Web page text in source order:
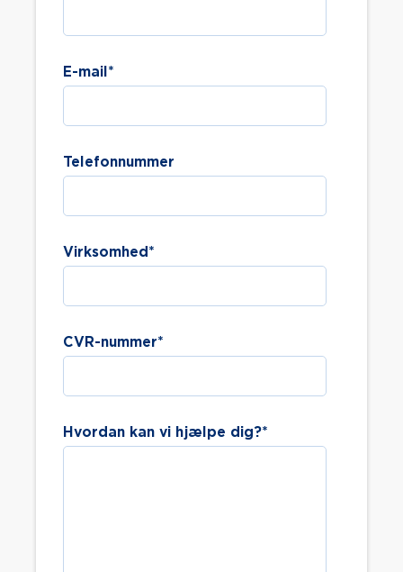
E-mail *
Telefonnummer
Virksomhed *
CVR-nummer*
Hvordan kan vi hjælpe dig?*